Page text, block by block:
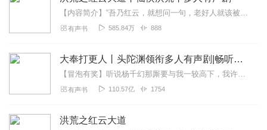
2021-10-31
乛乛_mz
有点智障
2020-10-07 2
评分4.4不被下架？
【内容简介】“吾乃红云，就想问一句，老好人就该被欺负，就该陨落吗？”一个老好人转变腹黑男吞噬洪荒的历程.............【作者/主播】作者：无量小光主播...
有声书 585.84万 888
大奉打更人丨头陀渊领衔多人有声剧|畅听全集|王鹤棣、田曦薇主演影视剧原著|卖报小郎君
【冒泡有奖】听说杨千幻那厮要与我一较高下，我许七安要开始装叉了！快进入声音播放页戳下方输入框，冒个泡偷偷告诉我，我要用哪些诗词才能胜过他？说得好的，有赏！202...
有声书 110.57亿 1754
洪荒之红云大道